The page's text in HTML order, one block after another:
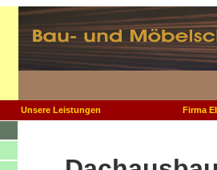
Unsere Leistungen Firma